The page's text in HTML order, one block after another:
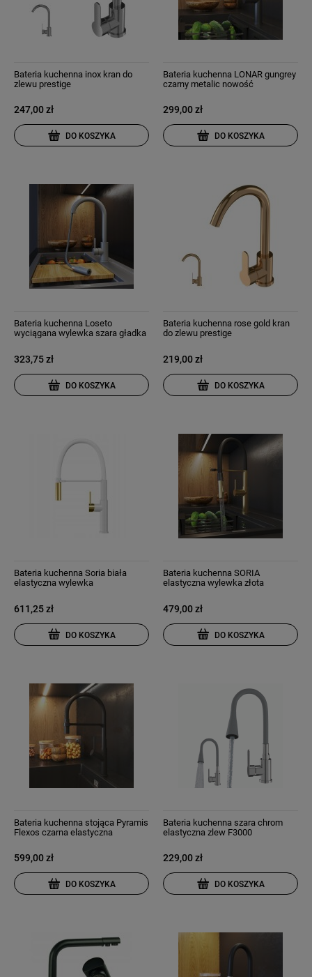
Bateria kuchenna inox kran do
zlewu prestige
247,00 zł
DO KOSZYKA
Bateria kuchenna LONAR gungrey
czarny metalic nowość
299,00 zł
DO KOSZYKA
Bateria kuchenna Loseto
wyciągana wylewka szara gładka
323,75 zł
DO KOSZYKA
Bateria kuchenna rose gold kran
do zlewu prestige
219,00 zł
DO KOSZYKA
Bateria kuchenna Soria biała
elastyczna wylewka
611,25 zł
DO KOSZYKA
Bateria kuchenna SORIA
elastyczna wylewka złota
479,00 zł
DO KOSZYKA
Bateria kuchenna stojąca Pyramis
Flexos czarna elastyczna
599,00 zł
DO KOSZYKA
Bateria kuchenna szara chrom
elastyczna zlew F3000
229,00 zł
DO KOSZYKA